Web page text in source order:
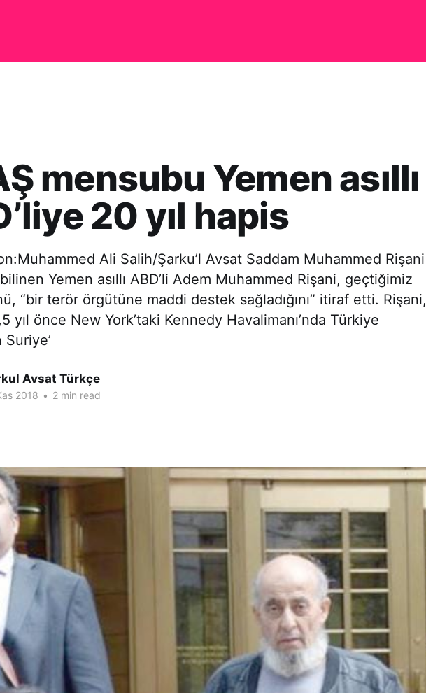
mensubu Yemen asıllı
20 yıl hapis
Ali Salih/Şarku’l Avsat Saddam Muhammed Rişani
Yemen asıllı ABD’li Adem Muhammed Rişani, geçtiğimiz
“bir terör örgütüne maddi destek sağladığını” itiraf etti. Rişani,
yıl önce New York’taki Kennedy Havalimanı’nda Türkiye
Avsat Türkçe
2018 • 2 min read